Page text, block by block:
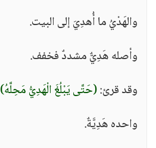
والهَدْيُ ما أُهدِيَ إلى البيت.
وأصله هَدِيٌّ مشددٌ فخفف.
وقد قرئ:(حَتَّى يَبْلُغَ الْهَدِيُّ مَحِلَّهُ)
واحده هَدِيَّةٌ.